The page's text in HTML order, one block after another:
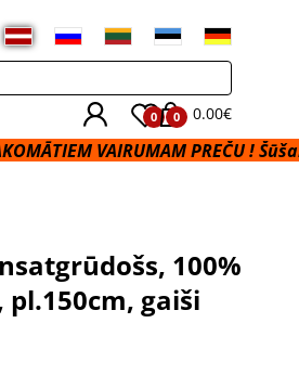
0 0 0.00€
VAIRUMAM PREČU ! Šūšanas
100%
gaiši